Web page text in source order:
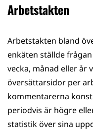
Arbetstakten
Arbetstakten bland
enkäten ställde
vecka, månad eller år
översättarsidor per
kommentarerna
periodvis är högre
statistik över sina